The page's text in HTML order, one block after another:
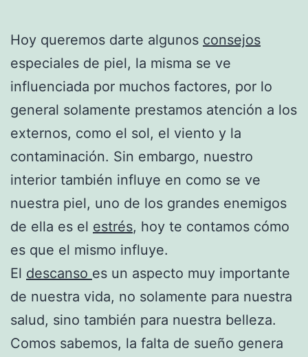
Hoy queremos darte algunos consejos
especiales de piel, la misma se ve
influenciada por muchos factores, por lo
general solamente prestamos atención a los
externos, como el sol, el viento y la
contaminación. Sin embargo, nuestro
interior también influye en como se ve
nuestra piel, uno de los grandes enemigos
de ella es el estrés, hoy te contamos cómo
es que el mismo influye.
El descanso es un aspecto muy importante
de nuestra vida, no solamente para nuestra
salud, sino también para nuestra belleza.
Comos sabemos, la falta de sueño genera